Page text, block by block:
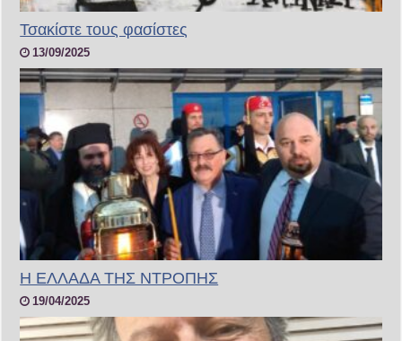
Τσακίστε τους φασίστες
13/09/2025
Η ΕΛΛΑΔΑ ΤΗΣ ΝΤΡΟΠΗΣ
19/04/2025